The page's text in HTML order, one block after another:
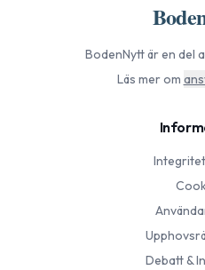
BodenNyttär en del
Läs mer om
Debatt &